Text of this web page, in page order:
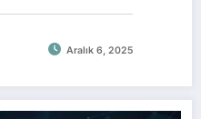
Aralık 6, 2025